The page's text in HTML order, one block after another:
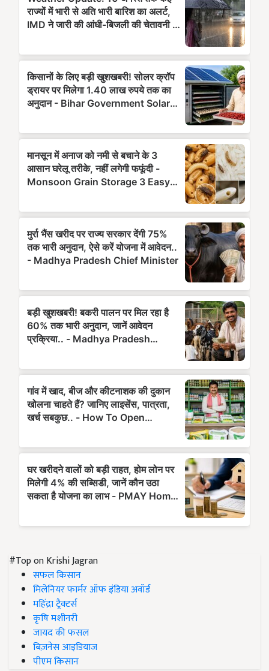
#Top on Krishi Jagran
सफल किसान
मिलेनियर फार्मर ऑफ इंडिया अवॉर्ड
महिंद्रा ट्रैक्टर्स
कृषि मशीनरी
जायद की फसल
बिज़नेस आइडियाज
पीएम किसान